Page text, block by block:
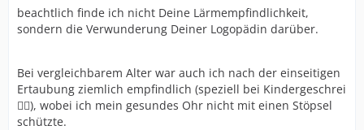
beachtlich finde ich nicht Deine Lärmempfindlichkeit,
sondern die Verwunderung Deiner Logopädin darüber.
Bei vergleichbarem Alter war auch ich nach der einseitigen
Ertaubung ziemlich empfindlich (speziell bei Kindergeschrei
😵‍💫), wobei ich mein gesundes Ohr nicht mit einen Stöpsel
schützte.